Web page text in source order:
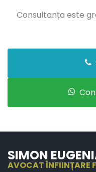
Consultanța este
SIMON
AVOCAT ÎNFIINȚARE